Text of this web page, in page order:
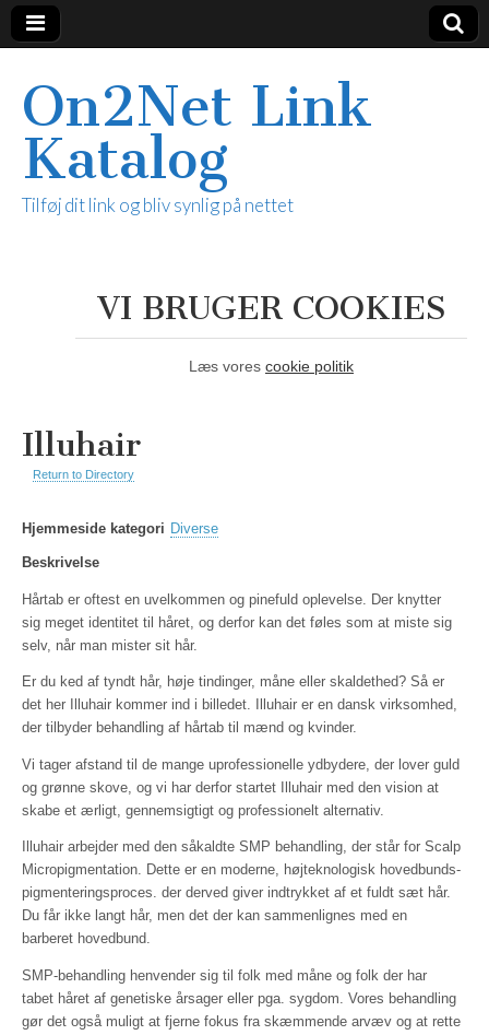
On2Net Link
Katalog
Tilføj dit link og bliv synlig på nettet
VI BRUGER COOKIES
Læs vores cookie politik
Illuhair
Return to Directory
Hjemmeside kategori Diverse
Beskrivelse
Hårtab er oftest en uvelkommen og pinefuld oplevelse. Der knytter
sig meget identitet til håret, og derfor kan det føles som at miste sig
selv, når man mister sit hår.
Er du ked af tyndt hår, høje tindinger, måne eller skaldethed? Så er
det her Illuhair kommer ind i billedet. Illuhair er en dansk virksomhed,
der tilbyder behandling af hårtab til mænd og kvinder.
Vi tager afstand til de mange uprofessionelle ydbydere, der lover guld
og grønne skove, og vi har derfor startet Illuhair med den vision at
skabe et ærligt, gennemsigtigt og professionelt alternativ.
Illuhair arbejder med den såkaldte SMP behandling, der står for Scalp
Micropigmentation. Dette er en moderne, højteknologisk hovedbunds-
pigmenteringsproces. der derved giver indtrykket af et fuldt sæt hår.
Du får ikke langt hår, men det der kan sammenlignes med en
barberet hovedbund.
SMP-behandling henvender sig til folk med måne og folk der har
tabet håret af genetiske årsager eller pga. sygdom. Vores behandling
gør det også muligt at fjerne fokus fra skæmmende arvæv og at rette